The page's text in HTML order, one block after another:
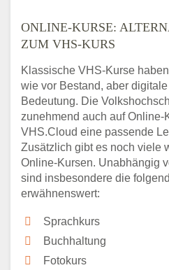
ONLINE-KURSE:
ZUM VHS-KURS
Klassische VHS-Kurse
wie vor Bestand, aber
Bedeutung. Die
zunehmend auch auf Online-
VHS.Cloud eine passende
Zusätzlich gibt es noch viele
Online-Kursen. Unabhängig
sind insbesondere die
erwähnenswert:
Sprachkurs
Buchhaltung
Fotokurs